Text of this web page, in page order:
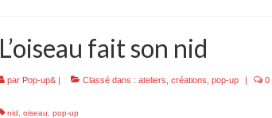
L’oiseau fait son nid
par Pop-up&| Classé dans : ateliers créations pop-up | 0
nid oiseau pop-up